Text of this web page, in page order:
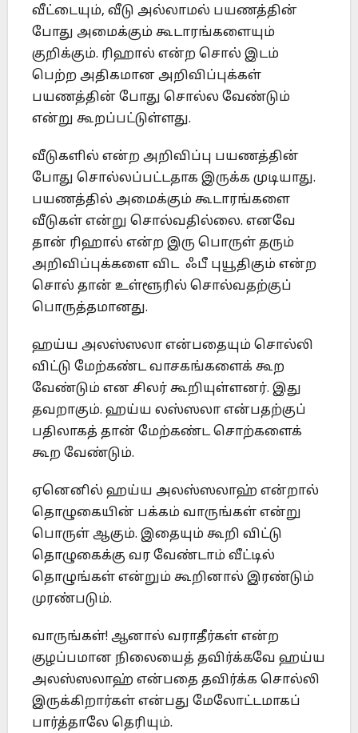
வீட்டையும், வீடு அல்லாமல் பயணத்தின்
போது அமைக்கும் கூடாரங்களையும்
குறிக்கும். ரிஹால் என்ற சொல் இடம்
பெற்ற அதிகமான அறிவிப்புக்கள்
பயணத்தின் போது சொல்ல வேண்டும்
என்று கூறப்பட்டுள்ளது.
வீடுகளில் என்ற அறிவிப்பு பயணத்தின்
போது சொல்லப்பட்டதாக இருக்க முடியாது.
பயணத்தில் அமைக்கும் கூடாரங்களை
வீடுகள் என்று சொல்வதில்லை. எனவே
தான் ரிஹால் என்ற இரு பொருள் தரும்
அறிவிப்புக்களை விட ஃபீ புயூதிகும் என்ற
சொல் தான் உள்ளூரில் சொல்வதற்குப்
பொருத்தமானது.
ஹய்ய அலஸ்ஸலா என்பதையும் சொல்லி
விட்டு மேற்கண்ட வாசகங்களைக் கூற
வேண்டும் என சிலர் கூறியுள்ளனர். இது
தவறாகும். ஹய்ய லஸ்ஸலா என்பதற்குப்
பதிலாகத் தான் மேற்கண்ட சொற்களைக்
கூற வேண்டும்.
ஏனெனில் ஹய்ய அலஸ்ஸலாஹ் என்றால்
தொழுகையின் பக்கம் வாருங்கள் என்று
பொருள் ஆகும். இதையும் கூறி விட்டு
தொழுகைக்கு வர வேண்டாம் வீட்டில்
தொழுங்கள் என்றும் கூறினால் இரண்டும்
முரண்படும்.
வாருங்கள்! ஆனால் வராதீர்கள் என்ற
குழப்பமான நிலையைத் தவிர்க்கவே ஹய்ய
அலஸ்ஸலாஹ் என்பதை தவிர்க்க சொல்லி
இருக்கிறார்கள் என்பது மேலோட்டமாகப்
பார்த்தாலே தெரியும்.